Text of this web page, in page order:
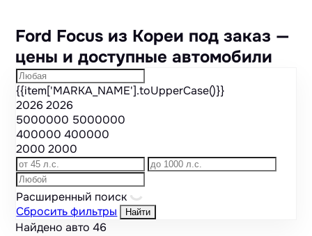
Ford Focus из Кореи под заказ —
цены и доступные автомобили
{{item['MARKA_NAME'].toUpperCase()}}
20262026
5000000 5000000
400000400000
20002000
Расширенный поиск
Сбросить фильтры
Найти
Найдено авто46